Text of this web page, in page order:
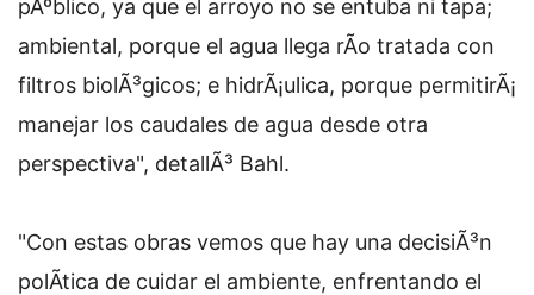
pÃºblico, ya que el arroyo no se entuba ni tapa;
ambiental, porque el agua llega rÃ­o tratada con
filtros biolÃ³gicos; e hidrÃ¡ulica, porque permitirÃ¡
manejar los caudales de agua desde otra
perspectiva", detallÃ³ Bahl.
"Con estas obras vemos que hay una decisiÃ³n
polÃ­tica de cuidar el ambiente, enfrentando el